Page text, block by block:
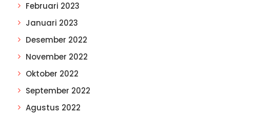
Februari 2023
Januari 2023
Desember 2022
November 2022
Oktober 2022
September 2022
Agustus 2022